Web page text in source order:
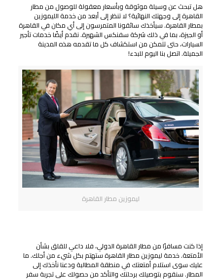
هل تبحث عن وسيلة موثوقة وبأسعار معقولة للوصول من مطار
القاهرة إلى وجهتك النهائية؟ لا تنظر إلى أبعد من خدمة الليموزين
بمطار القاهرة. سيأخذك سائقونا المتمرسون إلى أي مكان في القاهرة
أو الجيزة، بما في ذلك شركة سفنكس الشهيرة. نقدم أيضًا خدمات تأجير
السيارات، حتى تتمكن من استكشاف كل ما تقدمه هذه المدينة
الجميلة. اتصل بنا اليوم للبدء!
ليموزين مطار القاهرة
إذا كنت مسافرًا من مطار القاهرة الدولي، فلا داعي للقلق بشأن
الأمتعة. خدمة ليموزين مطار القاهرة ستهتم بكل شيء من أجلك. ما
عليك سوى استلام أمتعتك في منطقة المطالبة ودعنا نأخذك إلى
المطار. سنقوم بتوصيلك برحلتك والتأكد من حصولك على تجربة سفر